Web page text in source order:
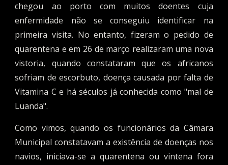
chegou ao porto com muitos doentes cuja
enfermidade não se conseguiu identificar na
primeira visita. No entanto, fizeram o pedido de
quarentena e em 26 de março realizaram uma nova
vistoria, quando constataram que os africanos
sofriam de escorbuto, doença causada por falta de
Vitamina C e há séculos já conhecida como"mal de
Luanda".
Como vimos, quando os funcionários da Câmara
Municipal constatavam a existência de doenças nos
navios, iniciava-se a quarentena ou vintena fora